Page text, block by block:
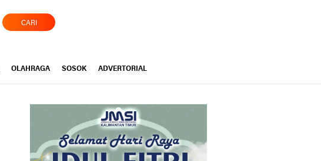
CARI
OLAHRAGA SOSOK ADVERTORIAL